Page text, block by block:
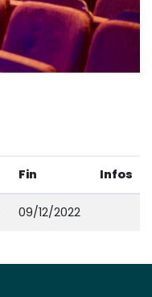
Fin Infos
09/12/2022